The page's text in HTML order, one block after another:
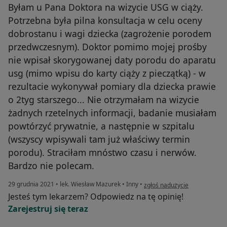
Byłam u Pana Doktora na wizycie USG w ciąży.
Potrzebna była pilna konsultacja w celu oceny
dobrostanu i wagi dziecka (zagrożenie porodem
przedwczesnym). Doktor pomimo mojej prośby
nie wpisał skorygowanej daty porodu do aparatu
usg (mimo wpisu do karty ciąży z pieczątką) - w
rezultacie wykonywał pomiary dla dziecka prawie
o 2tyg starszego... Nie otrzymałam na wizycie
żadnych rzetelnych informacji, badanie musiałam
powtórzyć prywatnie, a następnie w szpitalu
(wszyscy wpisywali tam już właściwy termin
porodu). Straciłam mnóstwo czasu i nerwów.
Bardzo nie polecam.
29 grudnia 2021 • lek. Wiesław Mazurek • Inny • w opinii użytkownika ML
zgłoś nadużycie
Jesteś tym lekarzem? Odpowiedz na tę opinię!
Zarejestruj się teraz